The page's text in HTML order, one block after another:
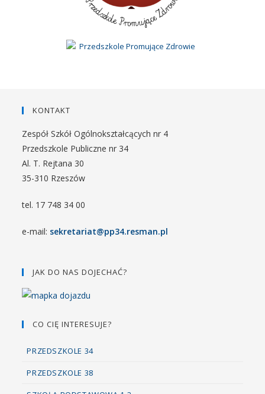
KONTAKT
Zespół Szkół Ogólnokształcących nr 4
Przedszkole Publiczne nr 34
Al. T. Rejtana 30
35-310 Rzeszów
tel. 17 748 34 00
e-mail: sekretariat@pp34.resman.pl
JAK DO NAS DOJECHAĆ?
CO CIĘ INTERESUJE?
PRZEDSZKOLE 34
PRZEDSZKOLE 38